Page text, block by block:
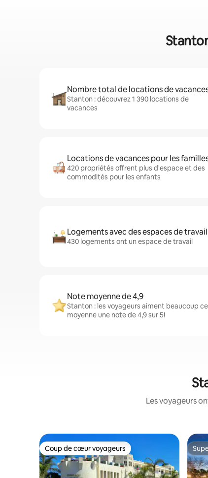
Nombre total de locations de
Stanton : découvrez 1 390 locations de
vacances
Locations de vacances pour les
420 propriétés offrent plus d'espace et des
commodités pour les enfants
Logements avec des espaces de travail
430 logements ont un espace de travail
Note moyenne de 4,9
Stanton : les voyageurs aiment beaucoup
moyenne une note de 4,9 sur 5!
Les voyageurs
Coup de cœur voyageurs
Coup de cœur voyageurs